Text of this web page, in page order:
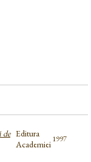
de Editura
Academiei1997